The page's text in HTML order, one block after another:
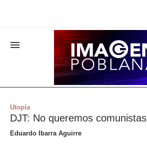

Utopía
DJT: No queremos comunistas
Eduardo Ibarra Aguirre